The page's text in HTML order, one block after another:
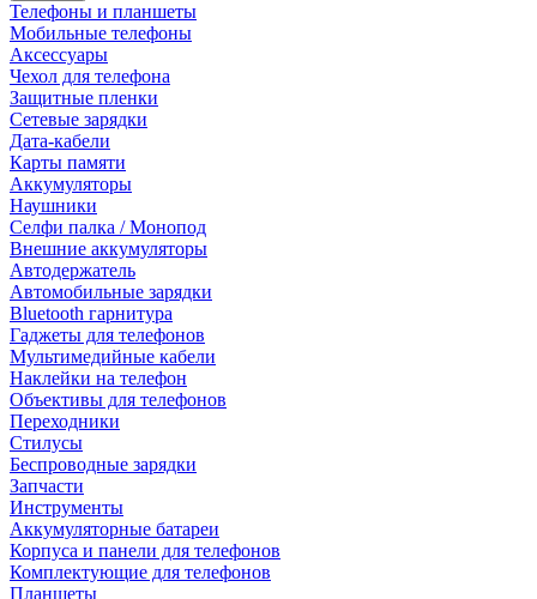
Телефоны и планшеты
Мобильные телефоны
Аксессуары
Чехол для телефона
Защитные пленки
Сетевые зарядки
Дата-кабели
Карты памяти
Аккумуляторы
Наушники
Селфи палка / Монопод
Внешние аккумуляторы
Автодержатель
Автомобильные зарядки
Bluetooth гарнитура
Гаджеты для телефонов
Мультимедийные кабели
Наклейки на телефон
Объективы для телефонов
Переходники
Стилусы
Беспроводные зарядки
Запчасти
Инструменты
Аккумуляторные батареи
Корпуса и панели для телефонов
Комплектующие для телефонов
Планшеты